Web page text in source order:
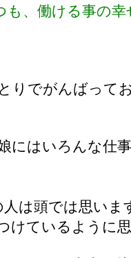
、働ける事の幸
りでがんばって
にはいろんな仕
は頭では思いま
けているように